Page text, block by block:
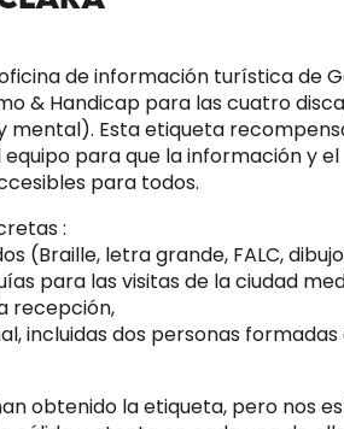
de información turística de
& Handicap para las cuatro
mental). Esta etiqueta
para que la información y el
para todos.
:
(Braille, letra grande, FALC,
para las visitas de la ciudad
recepción,
incluidas dos personas formadas
obtenido la etiqueta, pero nos